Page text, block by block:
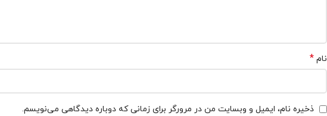
نام *
ذخیره نام، ایمیل و وبسایت من در مرورگر برای زمانی که دوباره دیدگاهی می‌نویسم.